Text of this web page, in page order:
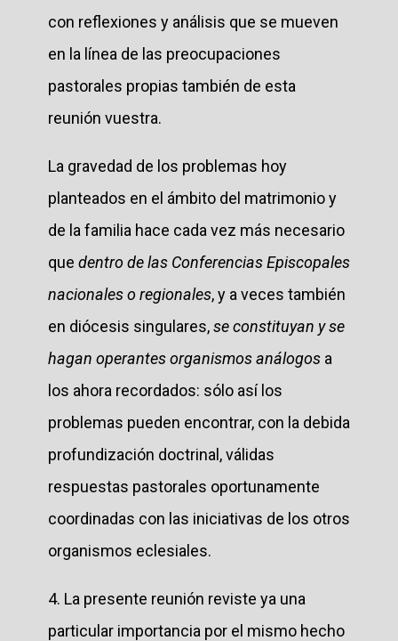
con reflexiones y análisis que se mueven
en la línea de las preocupaciones
pastorales propias también de esta
reunión vuestra.
La gravedad de los problemas hoy
planteados en el ámbito del matrimonio y
de la familia hace cada vez más necesario
que dentro de las Conferencias Episcopales
nacionales o regionales, y a veces también
en diócesis singulares,se constituyan y se
hagan operantes organismos análogos a
los ahora recordados: sólo así los
problemas pueden encontrar, con la debida
profundización doctrinal, válidas
respuestas pastorales oportunamente
coordinadas con las iniciativas de los otros
organismos eclesiales.
4. La presente reunión reviste ya una
particular importancia por el mismo hecho